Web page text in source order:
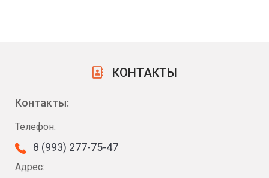
КОНТАКТЫ
Контакты:
Телефон:
8 (993) 277-75-47
Адрес: